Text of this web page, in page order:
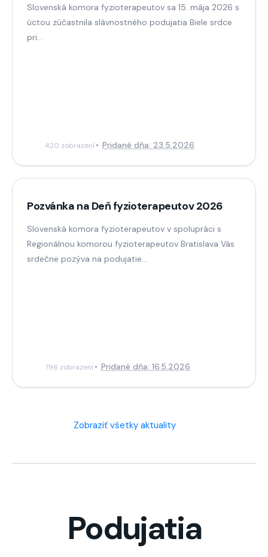
Slovenská komora fyzioterapeutov sa 15. mája 2026 s
úctou zúčastnila slávnostného podujatia Biele srdce
pri...
420 zobrazení Pridané dňa: 23.5.2026
Pozvánka na Deň fyzioterapeutov 2026
Slovenská komora fyzioterapeutov v spolupráci s
Regionálnou komorou fyzioterapeutov Bratislava Vás
srdečne pozýva na podujatie...
796 zobrazení Pridané dňa: 16.5.2026
Zobraziť všetky aktuality
Podujatia